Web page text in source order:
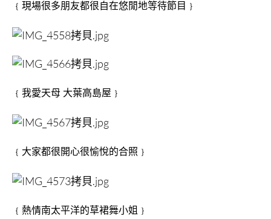
﹛現場很多朋友都很自在悠閒地等待節目﹜
﹛我愛天母 大葉高島屋﹜
﹛大家都很開心很愉悅的合照﹜
﹛熱情南太平洋的草裙舞小姐﹜